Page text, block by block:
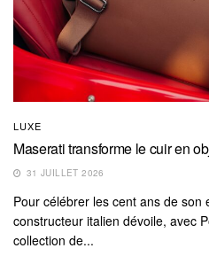
LUXE
Maserati transforme le cuir en
31 JUILLET 2026
Pour célébrer les cent ans de son
constructeur italien dévoile, avec
collection de...